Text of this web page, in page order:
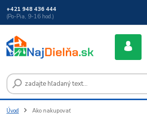
+421 948 436 444
(Po-Pia, 9-16 hod.)
Úvod Ako nakupovať